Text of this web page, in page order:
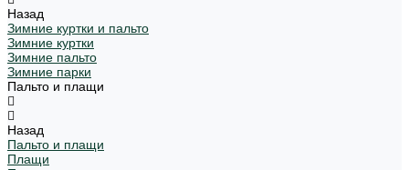
Назад
Зимние куртки и пальто
Зимние куртки
Зимние пальто
Зимние парки
Пальто и плащи
Назад
Пальто и плащи
Плащи